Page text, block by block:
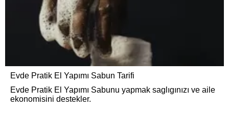
Evde Pratik El Yapımı Sabun Tarifi
Evde Pratik El Yapımı Sabunu yapmak saglıgınızı ve aile
ekonomisini destekler.